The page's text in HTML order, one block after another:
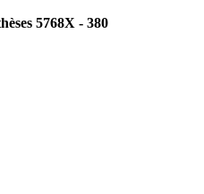
5768X - 380